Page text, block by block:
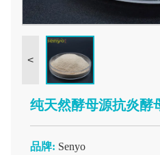
<
纯天然酵母源抗炎酵
品牌: Senyo